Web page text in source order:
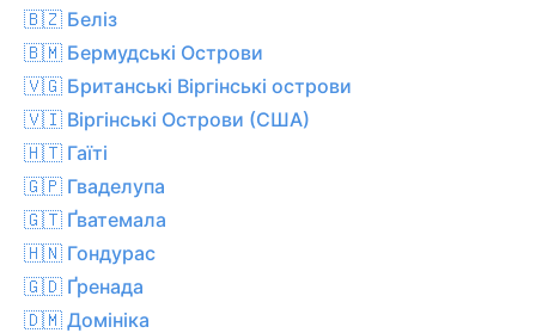
🇧🇿 Беліз
🇧🇲 Бермудські Острови
🇻🇬 Британські Віргінські острови
🇻🇮 Віргінські Острови (США)
🇭🇹 Гаїті
🇬🇵 Гваделупа
🇬🇹 Ґватемала
🇭🇳 Гондурас
🇬🇩 Ґренада
🇩🇲 Домініка